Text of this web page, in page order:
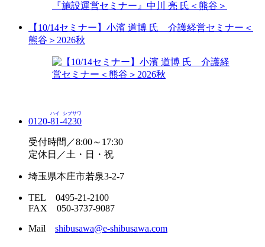
【10/14セミナー】小濱 道博 氏 介護経営セミナー＜
熊谷＞2026秋
0120-81
ハイ
-4230
シブサワ
受付時間／8:00～17:30
定休日／土・日・祝
埼玉県本庄市若泉3-2-7
TEL 0495-21-2100
FAX 050-3737-9087
Mail shibusawa@e-shibusawa.com